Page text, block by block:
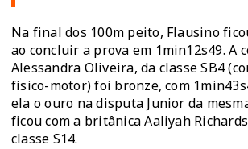
Na final dos 100m peito, Flausino
ao concluir a prova em 1min12s49. A
Alessandra Oliveira, da classe SB4
físico-motor) foi bronze, com
ela o ouro na disputa Junior da
ficou com a britânica Aaliyah
classe S14.